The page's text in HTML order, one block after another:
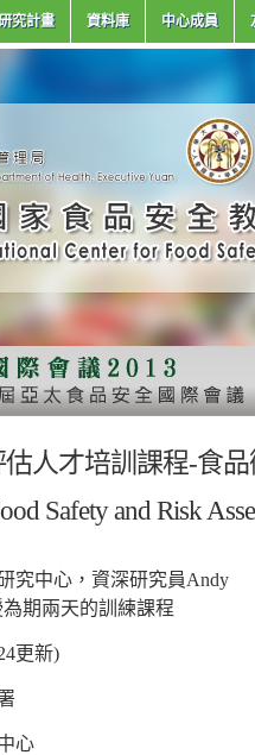
究計畫 資料庫 中心成員
估人才培訓課程-食
Safety and Risk
究中心，資深研究員Andy
期兩天的訓練課程
更新)
心